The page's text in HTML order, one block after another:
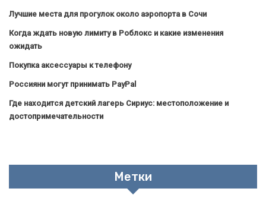
Лучшие места для прогулок около аэропорта в Сочи
Когда ждать новую лимиту в Роблокс и какие изменения
ожидать
Покупка аксессуары к телефону
Россияни могут принимать PayPal
Где находится детский лагерь Сириус: местоположение и
достопримечательности
Метки